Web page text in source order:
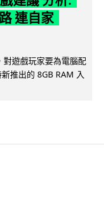
連自家
遊戲玩家要為電腦配
推出的 8GB RAM 入